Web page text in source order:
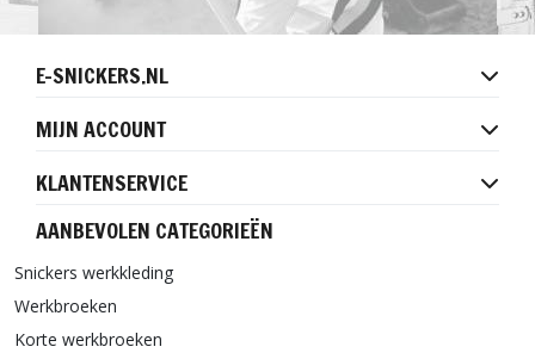
E-SNICKERS.NL
MIJN ACCOUNT
KLANTENSERVICE
AANBEVOLEN CATEGORIEËN
Snickers werkkleding
Werkbroeken
Korte werkbroeken